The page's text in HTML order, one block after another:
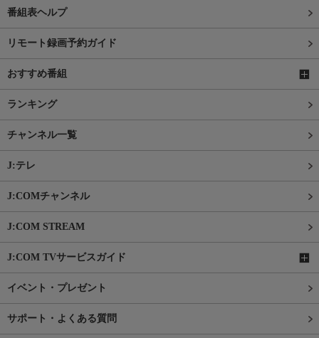
番組表ヘルプ
リモート録画予約ガイド
おすすめ番組
ランキング
チャンネル一覧
J:テレ
J:COMチャンネル
J:COM STREAM
J:COM TVサービスガイド
イベント・プレゼント
サポート・よくある質問